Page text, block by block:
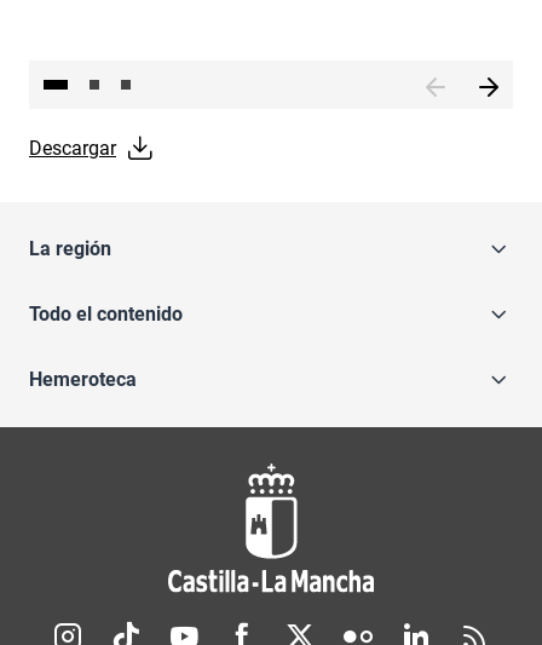
Descargar
La región
Todo el contenido
Hemeroteca
Redes sociales JCCM